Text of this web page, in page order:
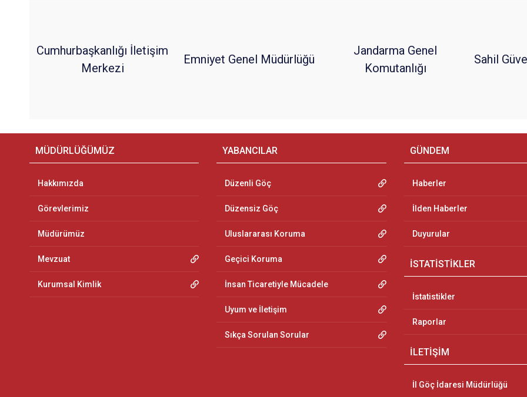
Cumhurbaşkanlığı İletişim
Merkezi
Emniyet Genel Müdürlüğü
Jandarma Genel
Komutanlığı
Sahil
MÜDÜRLÜĞÜMÜZ
Hakkımızda
Görevlerimiz
Müdürümüz
Mevzuat
Kurumsal Kimlik
YABANCILAR
Düzenli Göç
Düzensiz Göç
Uluslararası Koruma
Geçici Koruma
İnsan Ticaretiyle Mücadele
Uyum ve İletişim
Sıkça Sorulan Sorular
GÜNDEM
Haberler
İlden Haberler
Duyurular
İSTATİSTİKLER
İstatistikler
Raporlar
İLETİŞİM
İl Göç İdaresi Müdürlüğü